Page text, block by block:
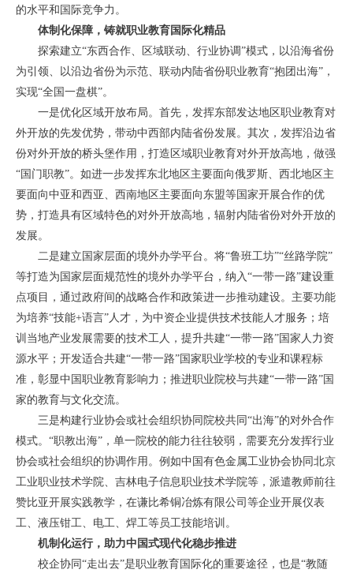
的水平和国际竞争力。
体制化保障，铸就职业教育国际化精品
探索建立“东西合作、区域联动、行业协调”模式，以沿海省份
为引领、以沿边省份为示范、联动内陆省份职业教育“抱团出海”，
实现“全国一盘棋”。
一是优化区域开放布局。首先，发挥东部发达地区职业教育对
外开放的先发优势，带动中西部内陆省份发展。其次，发挥沿边省
份对外开放的桥头堡作用，打造区域职业教育对外开放高地，做强
“国门职教”。如进一步发挥东北地区主要面向俄罗斯、西北地区主
要面向中亚和西亚、西南地区主要面向东盟等国家开展合作的优
势，打造具有区域特色的对外开放高地，辐射内陆省份对外开放的
发展。
二是建立国家层面的境外办学平台。将“鲁班工坊”“丝路学院”
等打造为国家层面规范性的境外办学平台，纳入“一带一路”建设重
点项目，通过政府间的战略合作和政策进一步推动建设。主要功能
为培养“技能+语言”人才，为中资企业提供技术技能人才服务；培
训当地产业发展需要的技术工人，提升共建“一带一路”国家人力资
源水平；开发适合共建“一带一路”国家职业学校的专业和课程标
准，彰显中国职业教育影响力；推进职业院校与共建“一带一路”国
家的教育与文化交流。
三是构建行业协会或社会组织协同院校共同“出海”的对外合作
模式。“职教出海”，单一院校的能力往往较弱，需要充分发挥行业
协会或社会组织的协调作用。例如中国有色金属工业协会协同北京
工业职业技术学院、吉林电子信息职业技术学院等，派遣教师前往
赞比亚开展实践教学，在谦比希铜冶炼有限公司等企业开展仪表
工、液压钳工、电工、焊工等员工技能培训。
机制化运行，助力中国式现代化稳步推进
校企协同“走出去”是职业教育国际化的重要途径，也是“教随